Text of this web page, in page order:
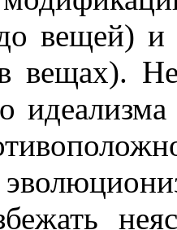
вещей) и
вещах).